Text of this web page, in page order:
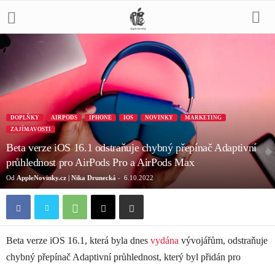
DOPLŇKY AIRPODS IPHONE IOS NOVINKY
MARKETING
ZAJÍMAVOSTI
Beta verze iOS 16.1 odstraňuje chybný přepínač Adaptivní
průhlednost pro AirPods Pro a AirPods Max
Od AppleNovinky.cz | Nika Drunecká - 6.10.2022
Beta verze iOS 16.1, která byla dnes vydána vývojářům, odstraňuje
chybný přepínač Adaptivní průhlednost, který byl přidán pro